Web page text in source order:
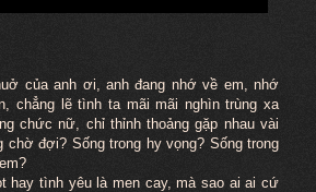
của anh ơi, anh đang nhớ về em, nhớ
chẳng lẽ tình ta mãi mãi nghìn trùng xa
chức nữ, chỉ thỉnh thoảng gặp nhau vài
chờ đợi? Sống trong hy vọng? Sống trong
hay tình yêu là men cay, mà sao ai ai cứ